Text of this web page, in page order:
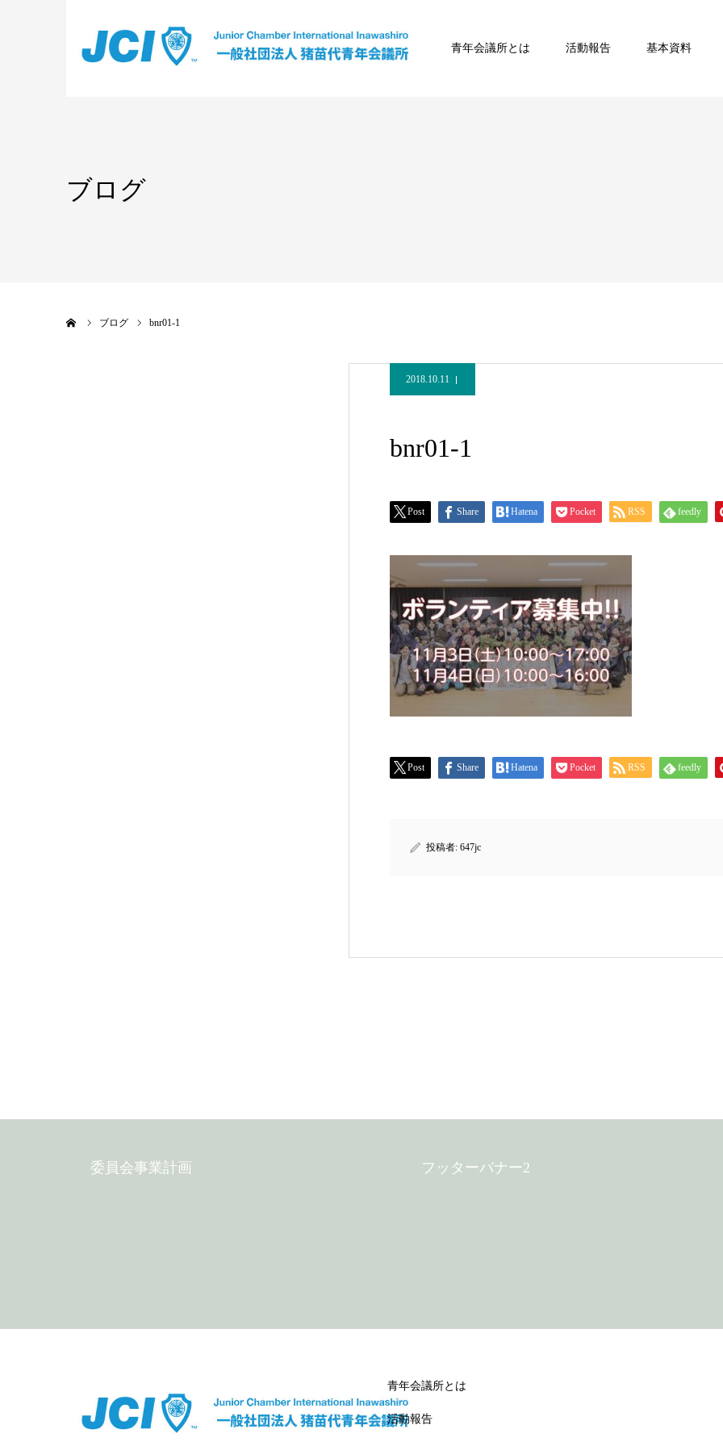
青年会議所とは 活動報告 基本資料
ブログ
ブログ bnr01-1
2018.10.11
bnr01-1
Post Share Hatena Pocket RSS feedly
Post Share Hatena Pocket RSS feedly
投稿者: 647jc
委員会事業計画 フッターバナー2
青年会議所とは
活動報告